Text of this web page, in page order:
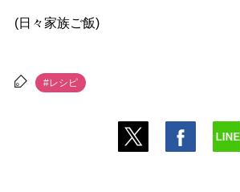
(日々家族ご飯)
#レシピ